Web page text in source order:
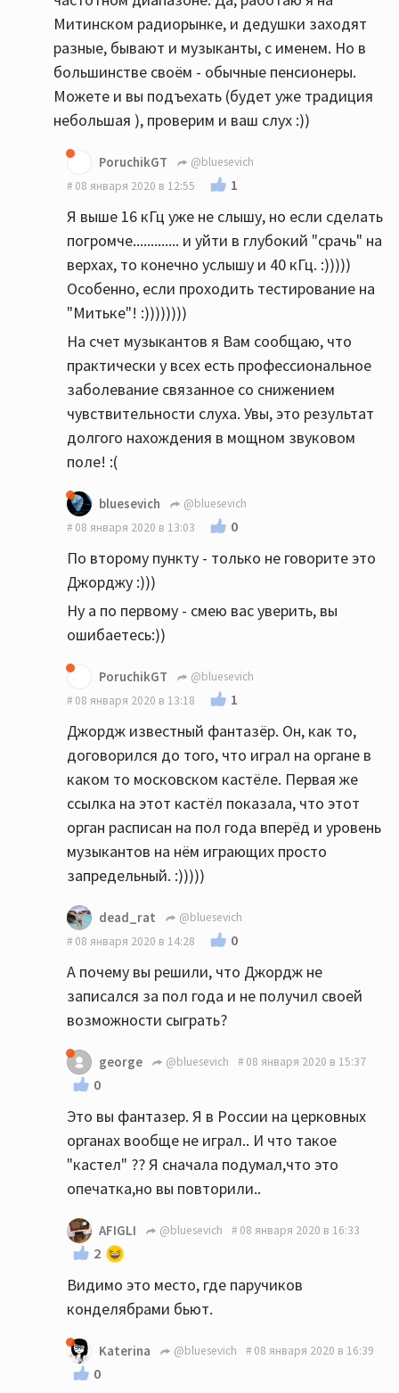
Митинском радиорынке, и дедушки заходят
разные, бывают и музыканты, с именем. Но в
большинстве своём - обычные пенсионеры.
Можете и вы подъехать (будет уже традиция
небольшая ), проверим и ваш слух :))
PoruchikGT
@bluesevich
08 января 2020 в 12:55
1
Я выше 16 кГц уже не слышу, но если сделать
погромче............. и уйти в глубокий "срачь" на
верхах, то конечно услышу и 40 кГц. :)))))
Особенно, если проходить тестирование на
"Митьке"! :))))))))
На счет музыкантов я Вам сообщаю, что
практически у всех есть профессиональное
заболевание связанное со снижением
чувствительности слуха. Увы, это результат
долгого нахождения в мощном звуковом
поле! :(
bluesevich
@bluesevich
08 января 2020 в 13:03
0
По второму пункту - только не говорите это
Джорджу :)))
Ну а по первому - смею вас уверить, вы
ошибаетесь:))
PoruchikGT
@bluesevich
08 января 2020 в 13:18
1
Джордж известный фантазёр. Он, как то,
договорился до того, что играл на органе в
каком то московском кастёле. Первая же
ссылка на этот кастёл показала, что этот
орган расписан на пол года вперёд и уровень
музыкантов на нём играющих просто
запредельный. :)))))
dead_rat
@bluesevich
08 января 2020 в 14:28
0
А почему вы решили, что Джордж не
записался за пол года и не получил своей
возможности сыграть?
george @bluesevich 08 января 2020 в 15:37
0
Это вы фантазер. Я в России на церковных
органах вообще не играл.. И что такое
"кастел" ?? Я сначала подумал,что это
опечатка,но вы повторили..
AFIGLI @bluesevich 08 января 2020 в 16:33
2
Видимо это место, где паручиков
конделябрами бьют.
Katerina @bluesevich 08 января 2020 в 16:39
0